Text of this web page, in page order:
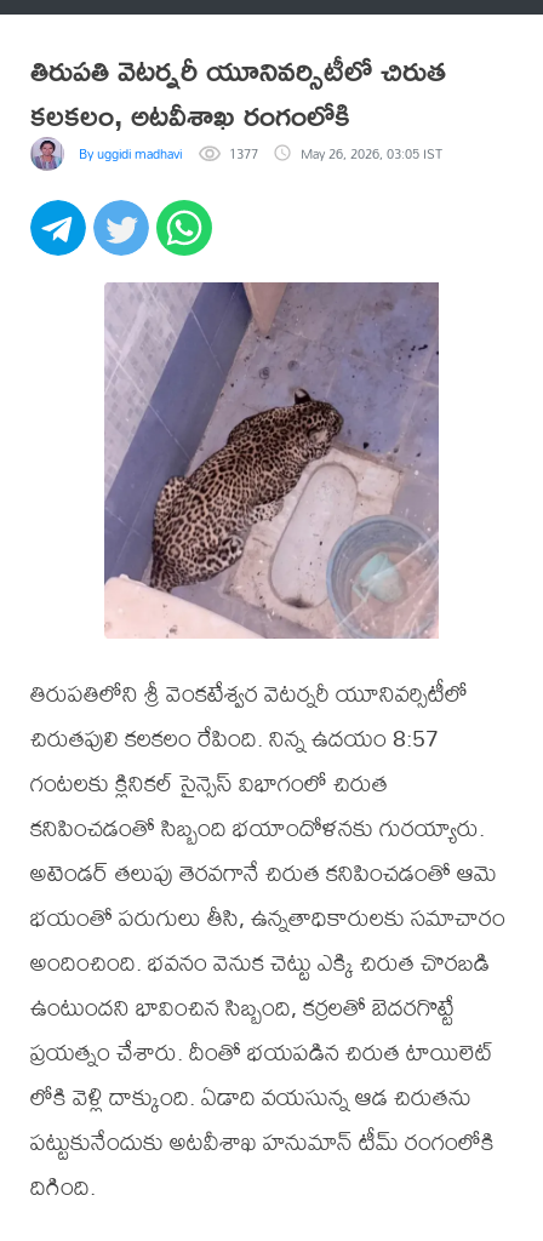
తిరుపతి వెటర్నరీ యూనివర్సిటీలో చిరుత
కలకలం, అటవీశాఖ రంగంలోకి
By uggidi madhavi 1377 May 26, 2026, 03:05 IST
తిరుపతిలోని శ్రీ వెంకటేశ్వర వెటర్నరీ యూనివర్సిటీలో
చిరుతపులి కలకలం రేపింది. నిన్న ఉదయం 8:57
గంటలకు క్లినికల్ సైన్సెస్ విభాగంలో చిరుత
కనిపించడంతో సిబ్బంది భయాందోళనకు గురయ్యారు.
అటెండర్ తలుపు తెరవగానే చిరుత కనిపించడంతో ఆమె
భయంతో పరుగులు తీసి, ఉన్నతాధికారులకు సమాచారం
అందించింది. భవనం వెనుక చెట్టు ఎక్కి చిరుత చొరబడి
ఉంటుందని భావించిన సిబ్బంది, కర్రలతో బెదరగొట్టే
ప్రయత్నం చేశారు. దీంతో భయపడిన చిరుత టాయిలెట్
లోకి వెళ్లి దాక్కుంది. ఏడాది వయసున్న ఆడ చిరుతను
పట్టుకునేందుకు అటవీశాఖ హనుమాన్ టీమ్ రంగంలోకి
దిగింది.